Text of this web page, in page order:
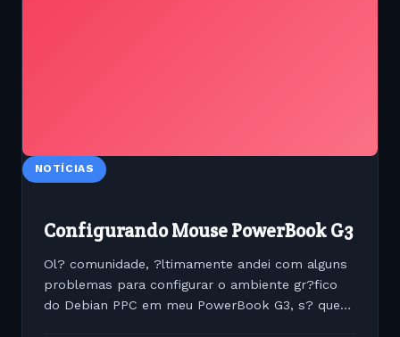
NOTÍCIAS
Configurando Mouse PowerBook G3
Ol? comunidade, ?ltimamente andei com alguns
problemas para configurar o ambiente gr?fico
do Debian PPC em meu PowerBook G3, s? que